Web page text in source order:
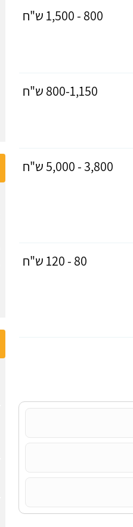
800 - 1,500 ש"ח
800-1,150 ש"ח
3,800 - 5,000 ש"ח
80 - 120 ש"ח